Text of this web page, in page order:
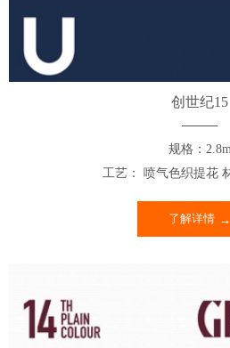
创世纪15
规格：
工艺： 喷气色织提花
了解详情